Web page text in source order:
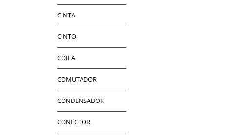
CINTA
CINTO
COIFA
COMUTADOR
CONDENSADOR
CONECTOR